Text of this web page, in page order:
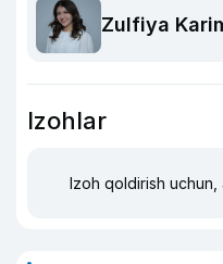
Zulfiya
Izohlar
Izoh qoldirish uchun,